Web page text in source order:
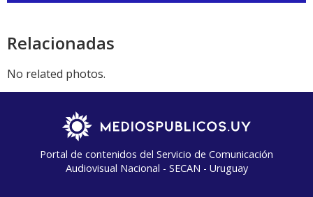
Relacionadas
No related photos.
Portal de contenidos del Servicio de Comunicación
Audiovisual Nacional - SECAN - Uruguay